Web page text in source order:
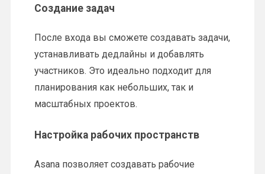
Создание задач
После входа вы сможете создавать задачи,
устанавливать дедлайны и добавлять
участников. Это идеально подходит для
планирования как небольших, так и
масштабных проектов.
Настройка рабочих пространств
Asana позволяет создавать рабочие